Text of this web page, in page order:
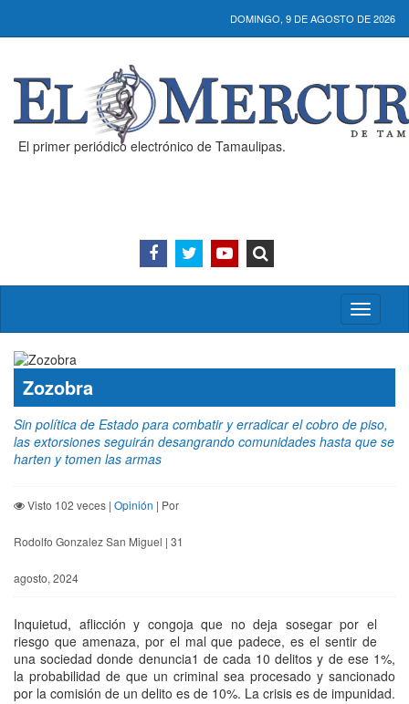
DOMINGO, 9 DE AGOSTO DE 2026
El primer periódico electrónico de Tamaulipas.
Activar/
menú
Zozobra
Sin política de Estado para combatir y erradicar el cobro de piso,
las extorsiones seguirán desangrando comunidades hasta que se
harten y tomen las armas
Visto 102 veces | Opinión | Por
Rodolfo Gonzalez San Miguel | 31
agosto, 2024
Inquietud, aflicción y congoja que no deja sosegar por el
riesgo que amenaza, por el mal que padece, es el sentir de
una sociedad donde denuncia1 de cada 10 delitos y de ese 1%,
la probabilidad de que un criminal sea procesado y sancionado
por la comisión de un delito es de 10%. La crisis es de impunidad.